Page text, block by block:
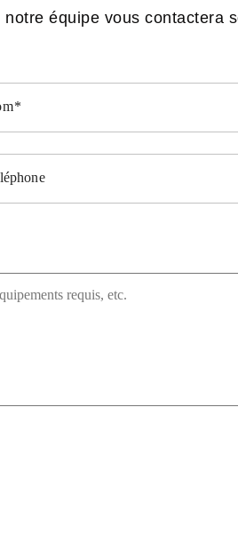
équipe vous contactera